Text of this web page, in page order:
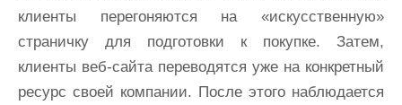
клиенты перегоняются на «искусственную»
страничку для подготовки к покупке. Затем,
клиенты веб-сайта переводятся уже на конкретный
ресурс своей компании. После этого наблюдается